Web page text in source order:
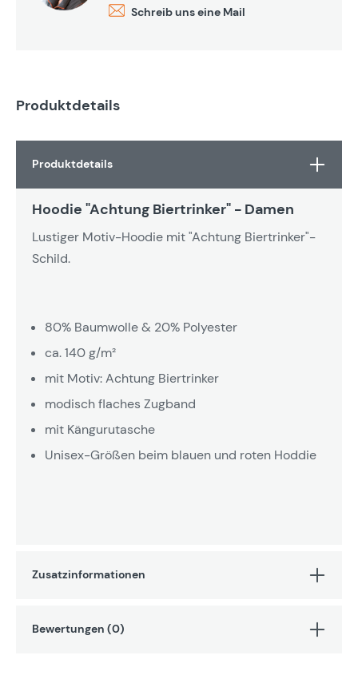
Schreib uns eine Mail
Produktdetails
Produktdetails
Hoodie "Achtung Biertrinker" - Damen
Lustiger Motiv-Hoodie mit "Achtung Biertrinker"-
Schild.
80% Baumwolle & 20% Polyester
ca. 140 g/m²
mit Motiv: Achtung Biertrinker
modisch flaches Zugband
mit Kängurutasche
Unisex-Größen beim blauen und roten Hoddie
Zusatzinformationen
Bewertungen (0)